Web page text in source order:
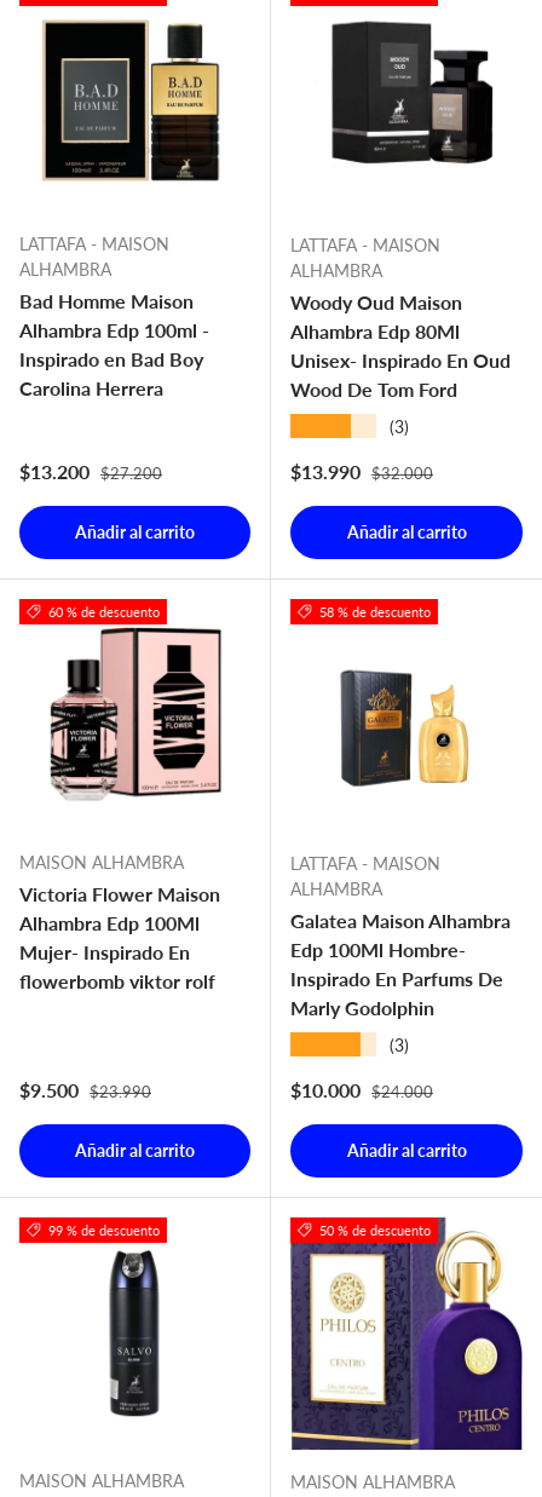
LATTAFA - MAISON
ALHAMBRA
Bad Homme Maison
Alhambra Edp 100ml -
Inspirado en Bad Boy
Carolina Herrera
Precio de venta
$13.200 Precio normal
$27.200
Añadir al carrito
LATTAFA - MAISON
ALHAMBRA
Woody Oud Maison
Alhambra Edp 80Ml
Unisex- Inspirado En Oud
Wood De Tom Ford
(3)
Precio de venta
$13.990 Precio normal
$32.000
Añadir al carrito
60 % de descuento
MAISON ALHAMBRA
Victoria Flower Maison
Alhambra Edp 100Ml
Mujer- Inspirado En
flowerbomb viktor rolf
Precio de venta
$9.500 Precio normal
$23.990
Añadir al carrito
58 % de descuento
LATTAFA - MAISON
ALHAMBRA
Galatea Maison Alhambra
Edp 100Ml Hombre-
Inspirado En Parfums De
Marly Godolphin
(3)
Precio de venta
$10.000 Precio normal
$24.000
Añadir al carrito
99 % de descuento
MAISON ALHAMBRA
50 % de descuento
MAISON ALHAMBRA